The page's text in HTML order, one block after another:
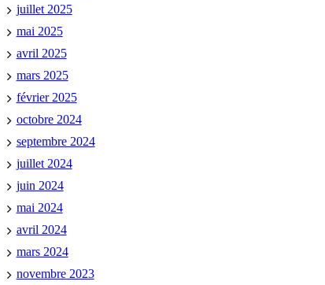
juillet 2025
mai 2025
avril 2025
mars 2025
février 2025
octobre 2024
septembre 2024
juillet 2024
juin 2024
mai 2024
avril 2024
mars 2024
novembre 2023